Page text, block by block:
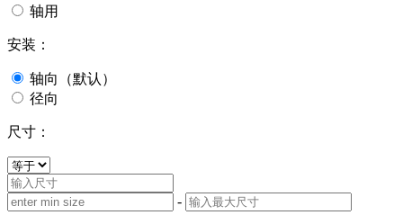
轴用
安装：
轴向（默认）
径向
尺寸：
-